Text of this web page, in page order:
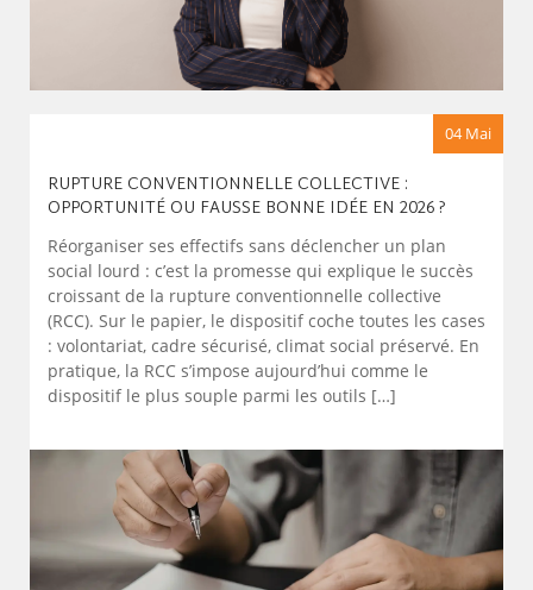
04 Mai
RUPTURE CONVENTIONNELLE COLLECTIVE :
OPPORTUNITÉ OU FAUSSE BONNE IDÉE EN 2026 ?
Réorganiser ses effectifs sans déclencher un plan
social lourd : c’est la promesse qui explique le succès
croissant de la rupture conventionnelle collective
(RCC). Sur le papier, le dispositif coche toutes les cases
: volontariat, cadre sécurisé, climat social préservé. En
pratique, la RCC s’impose aujourd’hui comme le
dispositif le plus souple parmi les outils […]